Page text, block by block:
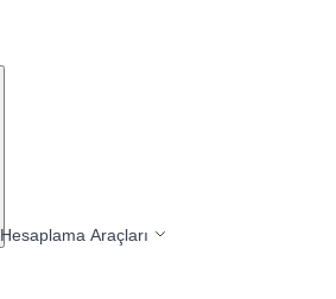
Hesaplama Araçları